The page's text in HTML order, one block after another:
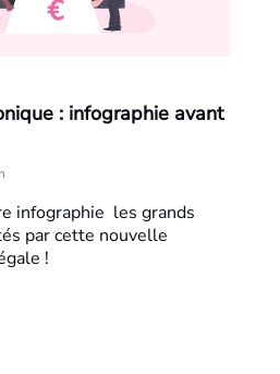
: infographie avant
infographie les grands
par cette nouvelle
!